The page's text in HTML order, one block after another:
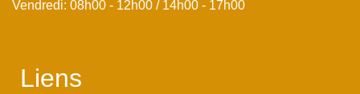
Vendredi: 08h00 - 12h00 / 14h00 - 17h00
Liens